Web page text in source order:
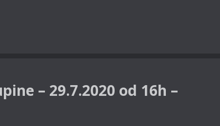
– 29.7.2020 od 16h –